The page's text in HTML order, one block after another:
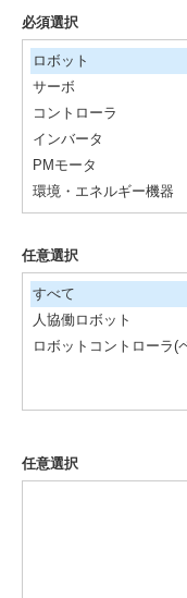
必須選択
ロボット
サーボ
コントローラ
インバータ
PMモータ
環境・エネルギー機器
任意選択
すべて
人協働ロボット
ロボットコントローラ(
任意選択